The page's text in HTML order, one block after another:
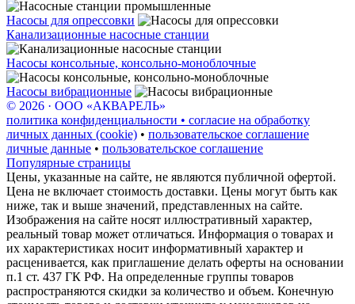
Насосы для опрессовки
Канализационные насосные станции
Насосы консольные, консольно-моноблочные
Насосы вибрационные
© 2026 · ООО «АКВАРЕЛЬ»
политика конфиденциальности • согласие на обработку
личных данных (cookie) • пользовательское соглашение
личные данные • пользовательское соглашение
Популярные страницы
Цены, указанные на сайте, не являются публичной офертой.
Цена не включает стоимость доставки. Цены могут быть как
ниже, так и выше значений, представленных на сайте.
Изображения на сайте носят иллюстративный характер,
реальный товар может отличаться. Информация о товарах и
их характеристиках носит информативный характер и
расценивается, как приглашение делать оферты на основании
п.1 ст. 437 ГК РФ. На определенные группы товаров
распространяются скидки за количество и объем. Конечную